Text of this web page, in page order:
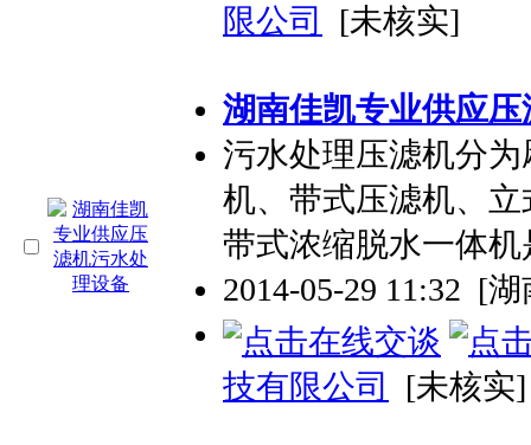
限公司 [未核实]
湖南佳凯专业供应压
污水处理压滤机分
机、带式压滤机、
带式浓缩脱水一体
2014-05-29 11:32 [湖
技有限公司 [未核实]